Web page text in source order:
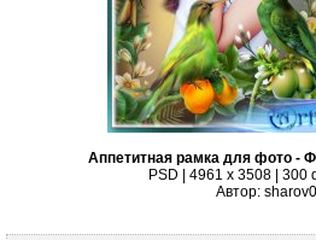
Аппетитная рамка для фото -
PSD | 4961 х 3508 | 300
Автор: